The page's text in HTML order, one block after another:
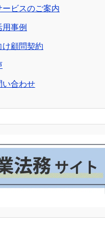
ビスのご案内
事例
け顧問契約
い合わせ